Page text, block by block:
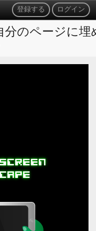
ログイン
登録する
分のページに埋